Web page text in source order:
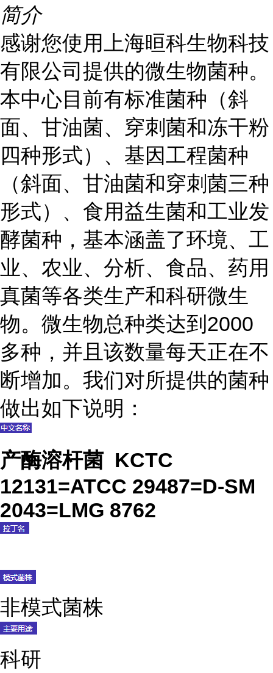
简介
感谢您使用上海晅科生物科技
有限公司提供的微生物菌种。
本中心目前有标准菌种（斜
面、甘油菌、穿刺菌和冻干粉
四种形式）、基因工程菌种
（斜面、甘油菌和穿刺菌三种
形式）、食用益生菌和工业发
酵菌种，基本涵盖了环境、工
业、农业、分析、食品、药用
真菌等各类生产和科研微生
物。微生物总种类达到2000
多种，并且该数量每天正在不
断增加。我们对所提供的菌种
做出如下说明：
产酶溶杆菌 KCTC
12131=ATCC 29487=D-SM
2043=LMG 8762
非模式菌株
科研